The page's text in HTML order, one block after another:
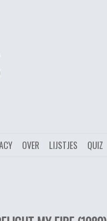
QUIZ
LIJSTJES
OVER